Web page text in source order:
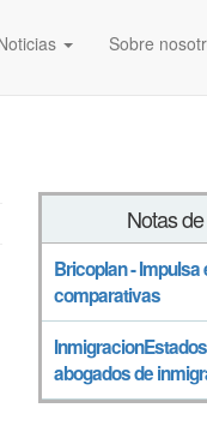
Sobre
Notas
Bricoplan -
comparativas
abogados de